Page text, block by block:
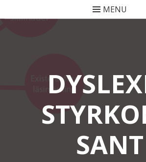
MENU
SANT